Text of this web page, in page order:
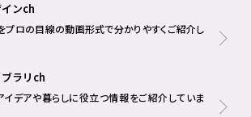
ンch
プロの目線の動画形式で分かりやすくご紹介し
ラリch
イデアや暮らしに役立つ情報をご紹介していま